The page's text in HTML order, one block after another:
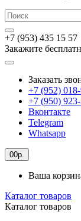
+7 (953) 435 15 57
Закажите
Заказать
+7 (952)
+7 (950)
Вконтакте
Telegram
Whatsapp
00р.
Ваша
Каталог товаров
Каталог товаров